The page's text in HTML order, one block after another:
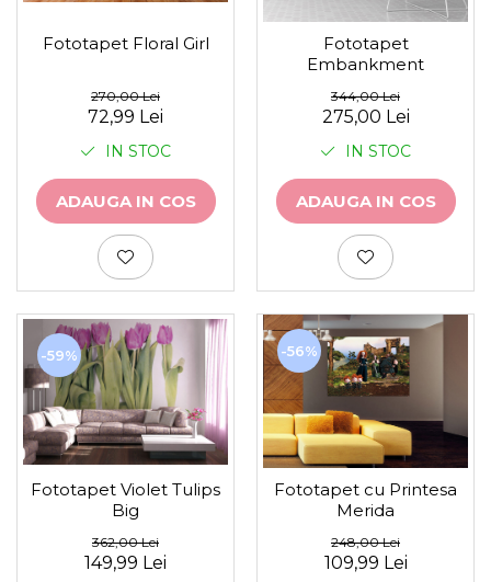
Stickere Auto
Alte desene
Baby on board
Pachete
Pentru femei
Stickere pereche
Stickere imprimate
Copii
Stickere cu efect 3D
Stickere PVC
Stickere tip tablou
Fototapet Floral Girl
270,00 Lei
72,99 Lei
IN STOC
ADAUGA IN COS
Fototapet
Embankment
344,00 Lei
275,00 Lei
IN STOC
ADAUGA IN COS
-59%
Fototapet Violet Tulips
Big
362,00 Lei
149,99 Lei
-56%
Fototapet cu Printesa
Merida
248,00 Lei
109,99 Lei